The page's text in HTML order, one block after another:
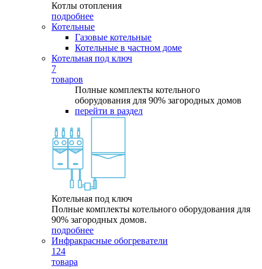
Котлы отопления
подробнее
Котельные
Газовые котельные
Котельные в частном доме
Котельная под ключ
7
товаров
Полные комплекты котельного
оборудования для 90% загородных домов
перейти в раздел
Котельная под ключ
Полные комплекты котельного оборудования для
90% загородных домов.
подробнее
Инфракрасные обогреватели
124
товара